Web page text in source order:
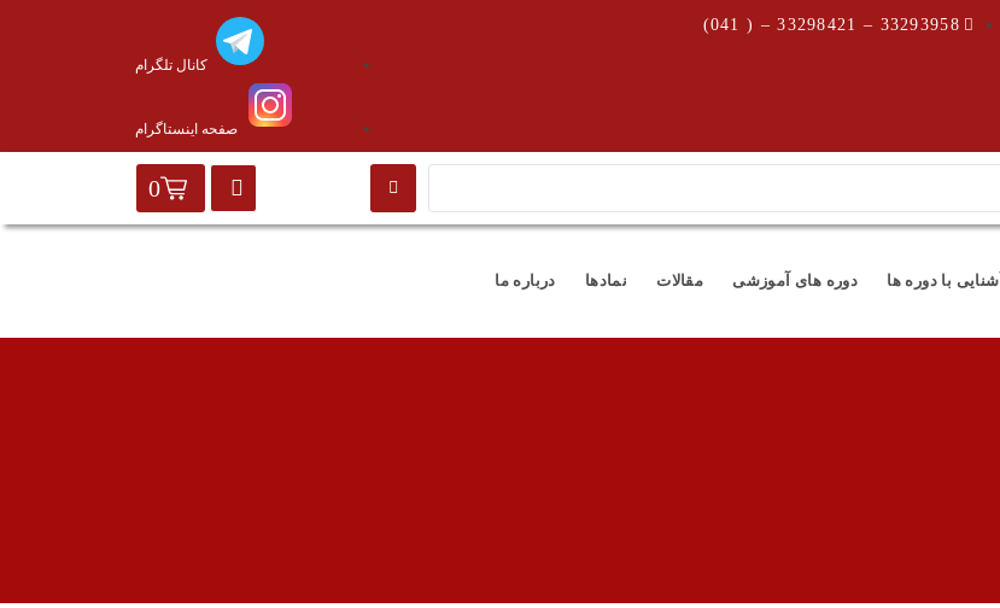
33293958 – 33298421 – ( 041)
کانال تلگرام
صفحه اینستاگرام
0
آشنایی با دوره ها دوره های آموزشی مقالات نمادها درباره ما